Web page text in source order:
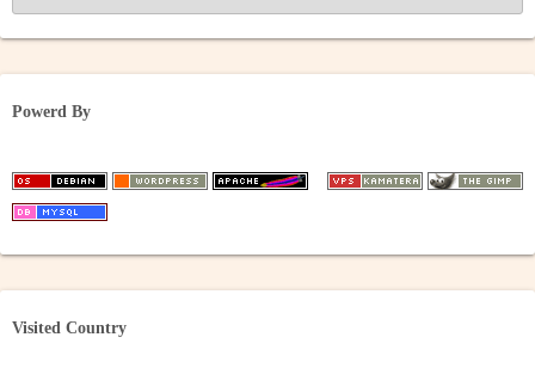
ー
カ
イ
ブ
Powerd By
Visited Country